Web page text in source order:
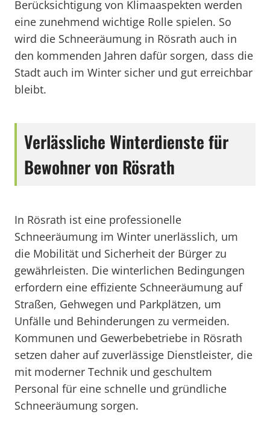
Berücksichtigung von Klimaaspekten werden
eine zunehmend wichtige Rolle spielen. So
wird die Schneeräumung in Rösrath auch in
den kommenden Jahren dafür sorgen, dass die
Stadt auch im Winter sicher und gut erreichbar
bleibt.
Verlässliche Winterdienste für
Bewohner von Rösrath
In Rösrath ist eine professionelle
Schneeräumung im Winter unerlässlich, um
die Mobilität und Sicherheit der Bürger zu
gewährleisten. Die winterlichen Bedingungen
erfordern eine effiziente Schneeräumung auf
Straßen, Gehwegen und Parkplätzen, um
Unfälle und Behinderungen zu vermeiden.
Kommunen und Gewerbebetriebe in Rösrath
setzen daher auf zuverlässige Dienstleister, die
mit moderner Technik und geschultem
Personal für eine schnelle und gründliche
Schneeräumung sorgen.